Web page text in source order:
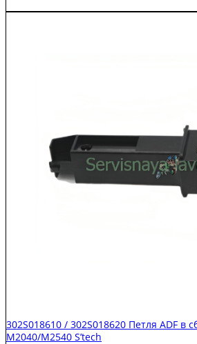
302S018620
302S018610 / 302S018620 Петля ADF в
M2040/M2540 S’tech